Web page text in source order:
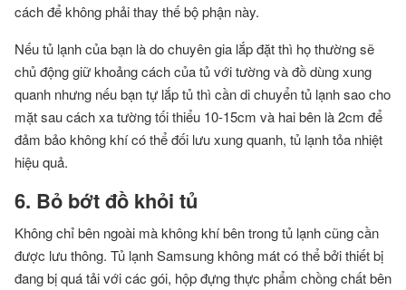
cách để không phải thay thế bộ phận này.
Nếu tủ lạnh của bạn là do chuyên gia lắp đặt thì họ thường sẽ
chủ động giữ khoảng cách của tủ với tường và đồ dùng xung
quanh nhưng nếu bạn tự lắp tủ thì cần di chuyển tủ lạnh sao cho
mặt sau cách xa tường tối thiểu 10-15cm và hai bên là 2cm để
đảm bảo không khí có thể đối lưu xung quanh, tủ lạnh tỏa nhiệt
hiệu quả.
6. Bỏ bớt đồ khỏi tủ
Không chỉ bên ngoài mà không khí bên trong tủ lạnh cũng cần
được lưu thông. Tủ lạnh Samsung không mát có thể bởi thiết bị
đang bị quá tải với các gói, hộp đựng thực phẩm chồng chất bên